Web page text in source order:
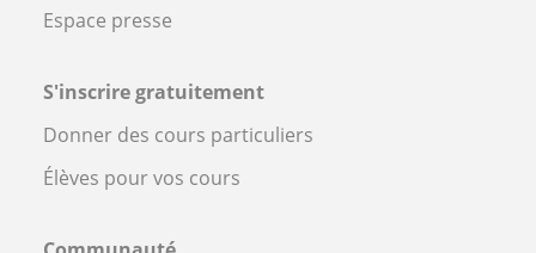
Espace presse
S'inscrire gratuitement
Donner des cours particuliers
Élèves pour vos cours